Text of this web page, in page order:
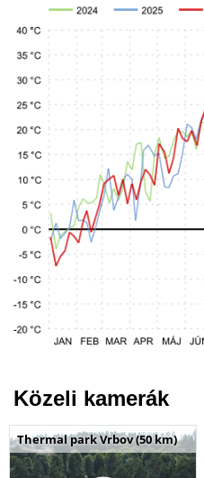
Közeli kamerák
Thermal park Vrbov (50 km)